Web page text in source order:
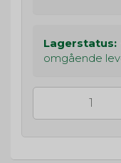
Lagerstatus:
omgående